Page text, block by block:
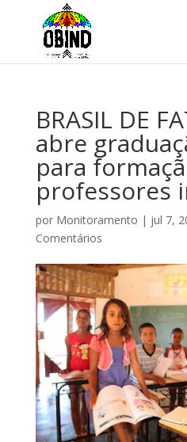
BRASIL DE
abre
para
professores
por Monitoramento | jul 7,
Comentários